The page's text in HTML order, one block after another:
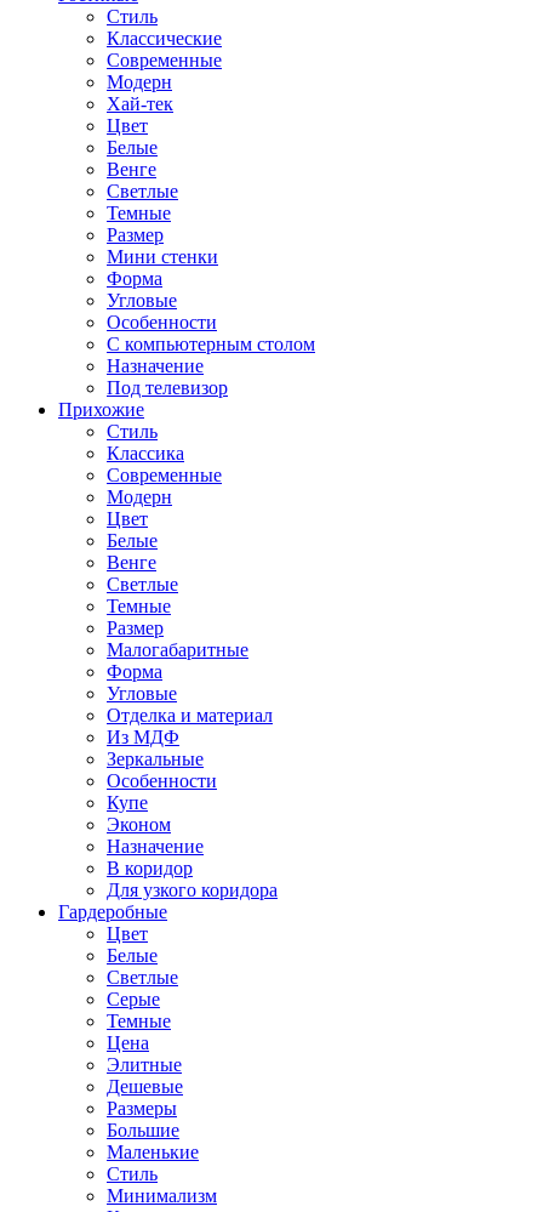
Стиль
Классические
Современные
Модерн
Хай-тек
Цвет
Белые
Венге
Светлые
Темные
Размер
Мини стенки
Форма
Угловые
Особенности
С компьютерным столом
Назначение
Под телевизор
Прихожие
Стиль
Классика
Современные
Модерн
Цвет
Белые
Венге
Светлые
Темные
Размер
Малогабаритные
Форма
Угловые
Отделка и материал
Из МДФ
Зеркальные
Особенности
Купе
Эконом
Назначение
В коридор
Для узкого коридора
Гардеробные
Цвет
Белые
Светлые
Серые
Темные
Цена
Элитные
Дешевые
Размеры
Большие
Маленькие
Стиль
Минимализм